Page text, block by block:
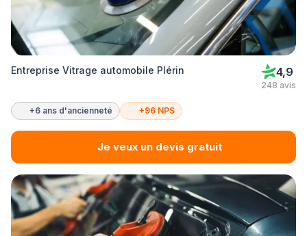
Entreprise Vitrage automobile Plérin 4,9
248 avis
+6 ans d'ancienneté +96 NPS
Je veux un devis gratuit